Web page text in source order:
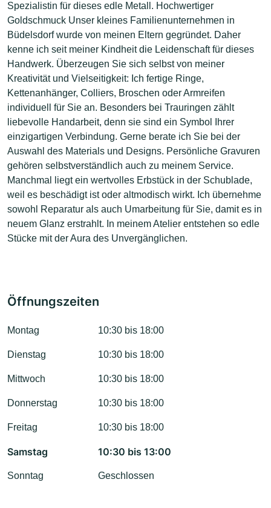
Spezialistin für dieses edle Metall. Hochwertiger
Goldschmuck Unser kleines Familienunternehmen in
Büdelsdorf wurde von meinen Eltern gegründet. Daher
kenne ich seit meiner Kindheit die Leidenschaft für dieses
Handwerk. Überzeugen Sie sich selbst von meiner
Kreativität und Vielseitigkeit: Ich fertige Ringe,
Kettenanhänger, Colliers, Broschen oder Armreifen
individuell für Sie an. Besonders bei Trauringen zählt
liebevolle Handarbeit, denn sie sind ein Symbol Ihrer
einzigartigen Verbindung. Gerne berate ich Sie bei der
Auswahl des Materials und Designs. Persönliche Gravuren
gehören selbstverständlich auch zu meinem Service.
Manchmal liegt ein wertvolles Erbstück in der Schublade,
weil es beschädigt ist oder altmodisch wirkt. Ich übernehme
sowohl Reparatur als auch Umarbeitung für Sie, damit es in
neuem Glanz erstrahlt. In meinem Atelier entstehen so edle
Stücke mit der Aura des Unvergänglichen.
Öffnungszeiten
Montag 10:30 bis 18:00
Dienstag 10:30 bis 18:00
Mittwoch 10:30 bis 18:00
Donnerstag 10:30 bis 18:00
Freitag 10:30 bis 18:00
Samstag 10:30 bis 13:00
Sonntag Geschlossen